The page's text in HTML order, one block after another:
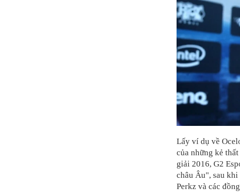
Lấy ví dụ về
của những kẻ
giải 2016, G2
châu Âu", sau
Perkz và các